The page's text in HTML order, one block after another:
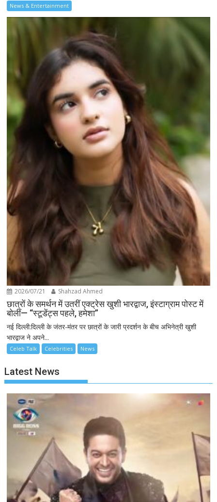
News & Entertainment
2026/07/21 Shahzad Ahmed
छात्रों के समर्थन में उतरीं एक्ट्रेस खुशी भारद्वाज, इंस्टाग्राम पोस्ट में
बोलीं— “स्टूडेंट्स पहले, हमेशा”
नई दिल्ली:दिल्ली के जंतर-मंतर पर छात्रों के जारी प्रदर्शन के बीच अभिनेत्री खुशी
भारद्वाज ने अपने...
Celeb Talk Celebrities News
Latest News